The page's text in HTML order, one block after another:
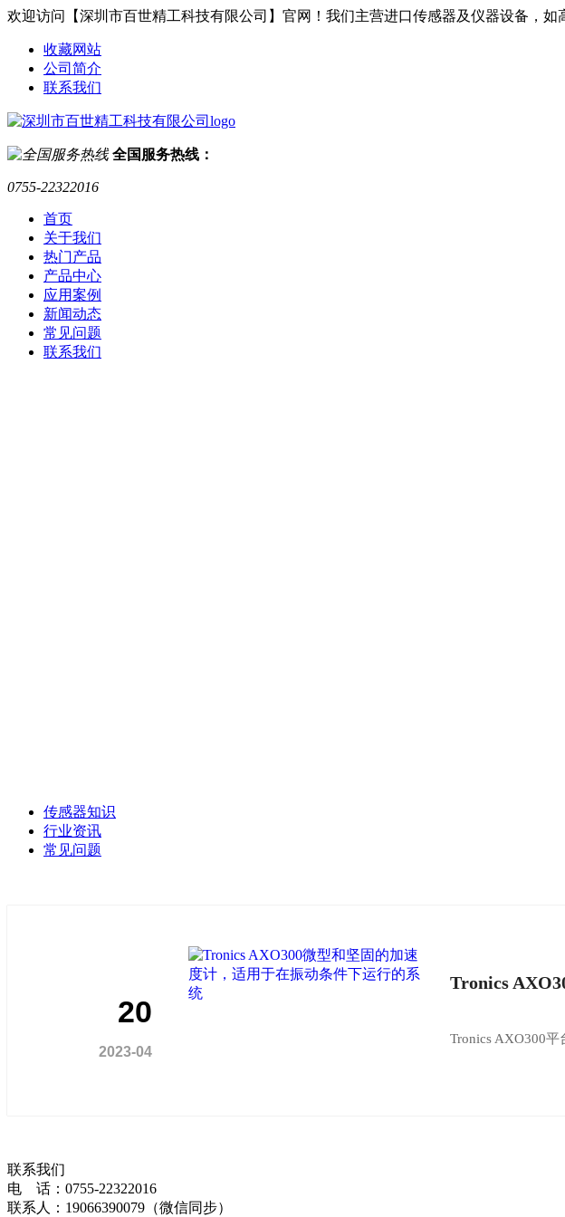
欢迎访问【深圳市百世精工科技有限公司】官网！我们主营进口传感器及仪器设备，
收藏网站
公司简介
联系我们
全国服务热线：
0755-22322016
首页
关于我们
热门产品
产品中心
应用案例
新闻动态
常见问题
联系我们
传感器知识
行业资讯
常见问题
20
2023-04
Tronics
Tronics AXO300
联系我们
电 话：0755-22322016
联系人：19066390079（微信同步）